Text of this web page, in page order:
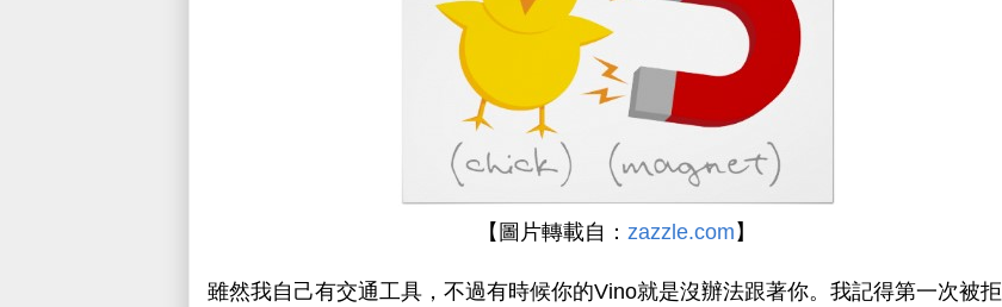
【圖片轉載自： zazzle.com 】
雖然我自己有交通工具，不過有時候你的Vino就是沒辦法跟著你。我記得第一次被拒